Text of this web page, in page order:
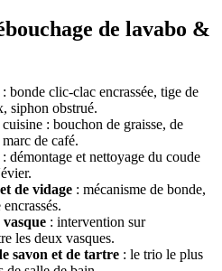
de lavabo &
: bonde clic-clac encrassée, tige de
siphon obstrué.
cuisine : bouchon de graisse, de
de café.
: démontage et nettoyage du coude
de vidage : mécanisme de bonde,
: intervention sur
les deux vasques.
savon et de tartre : le trio le plus